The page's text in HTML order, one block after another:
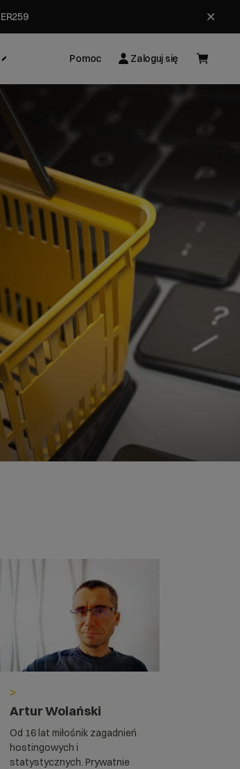
Pomoc Zaloguj się
>
Artur Wolański
Od 16 lat miłośnik zagadnień
hostingowych i
statystycznych. Prywatnie